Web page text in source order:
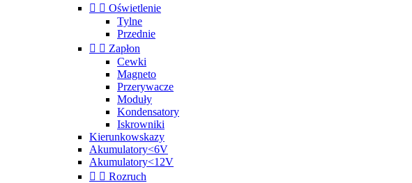
  Oświetlenie
Tylne
Przednie
  Zapłon
Cewki
Magneto
Przerywacze
Moduły
Kondensatory
Iskrowniki
Kierunkowskazy
Akumulatory<6V
Akumulatory<12V
  Rozruch